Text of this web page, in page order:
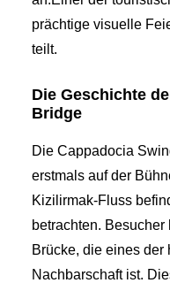
prächtige visuelle
teilt.
Die Geschichte
Bridge
Die Cappadocia
erstmals auf der
Kizilirmak-Fluss
betrachten.
Brücke, die eines der
Nachbarschaft ist.